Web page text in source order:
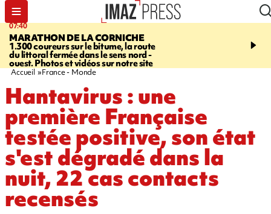
07:40
MARATHON DE LA CORNICHE
1.300 coureurs sur le bitume, la route
du littoral fermée dans le sens nord -
ouest. Photos et vidéos sur notre site
10:33
l’enfance - une
Accueil France - Monde
Hantavirus : une
première Française
testée positive, son état
s'est dégradé dans la
nuit, 22 cas contacts
recensés